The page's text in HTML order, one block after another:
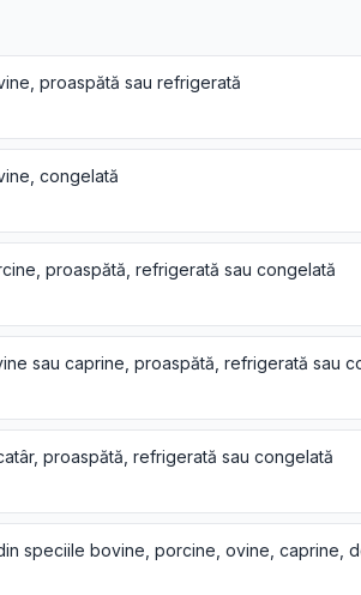
proaspătă sau refrigerată
congelată
proaspătă, refrigerată sau congelată
sau caprine, proaspătă, refrigerată sau
proaspătă, refrigerată sau congelată